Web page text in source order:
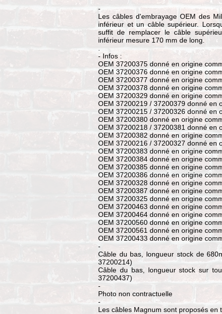
-
Les câbles d'embrayage OEM des
inférieur et un câble supérieur.
suffit de remplacer le câble
inférieur mesure 170 mm de long.
- Infos :
OEM 37200375 donné en origine
OEM 37200376 donné en origine
OEM 37200377 donné en origine
OEM 37200378 donné en origine
OEM 37200329 donné en origine
OEM 37200219 / 37200379 donné en
OEM 37200215 / 37200326 donné en
OEM 37200380 donné en origine
OEM 37200218 / 37200381 donné en
OEM 37200382 donné en origine
OEM 37200216 / 37200327 donné en
OEM 37200383 donné en origine
OEM 37200384 donné en origine
OEM 37200385 donné en origine
OEM 37200386 donné en origine
OEM 37200328 donné en origine
OEM 37200387 donné en origine
OEM 37200325 donné en origine
OEM 37200463 donné en origine
OEM 37200464 donné en origine
OEM 37200560 donné en origine
OEM 37200561 donné en origine
OEM 37200433 donné en origine
-
Câble du bas, longueur stock de
37200214)
Câble du bas, longueur stock sur
37200437)
-
Photo non contractuelle
-
Les câbles Magnum sont proposés en